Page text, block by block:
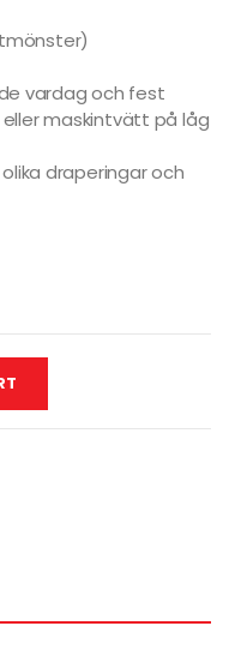
vardag och fest
maskintvätt på låg
draperingar och